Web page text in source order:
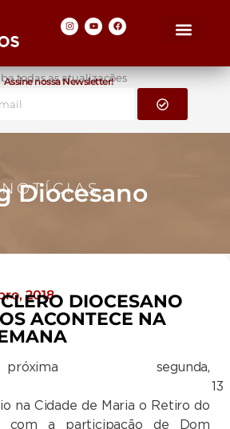
Assine nossa Newsletter!
todas as atualizações
NOTÍCIAS
Diocesano
2018
DIOCESANO
ACONTECE NA
segunda,
na Cidade de Maria o Retiro do
com a participação de Dom